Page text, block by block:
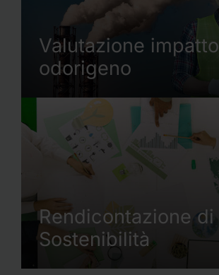
Valutazione impatto
odorigeno
Rendicontazione di
Sostenibilità